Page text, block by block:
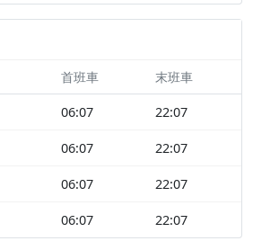
首班車 末班車
06:07 22:07
06:07 22:07
06:07 22:07
06:07 22:07